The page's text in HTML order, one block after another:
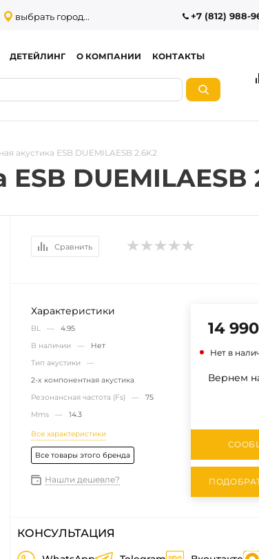
выбрать город... +7 (812) 988-
ДЕТЕЙЛИНГ О КОМПАНИИ КОНТАКТЫ
акустика ESB DUEMILAESB 2.6K2
DUEMILAESB
Сравнить
Характеристики
BL —4.95
В наличии — Нет
Тип акустики —
2-х компонентная акустика
Резонансная частота (Fs) —75
Mms —14.3
Все характеристики
Все товары этого бренда
Нашли дешевле?
14
Нет в
Вернем
КОНСУЛЬТАЦИЯ